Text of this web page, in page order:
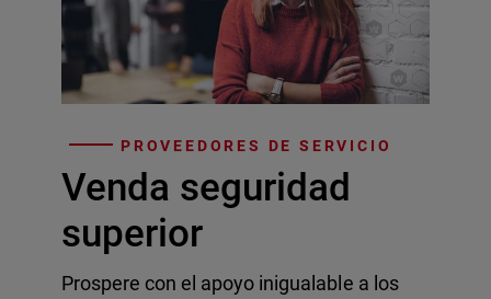
PROVEEDORES DE SERVICIO
Venda seguridad
superior
Prospere con el apoyo inigualable a los